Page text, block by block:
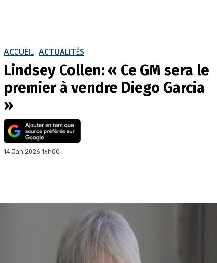
ACCUEIL ACTUALITÉS
Lindsey Collen: « Ce GM sera le
premier à vendre Diego Garcia
»
14 Jan 2026 16h00